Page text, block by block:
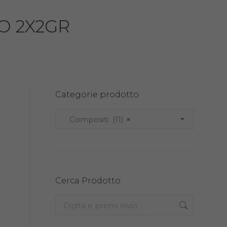
2X2GR
Categorie prodotto
×
Compositi (11)
Cerca Prodotto